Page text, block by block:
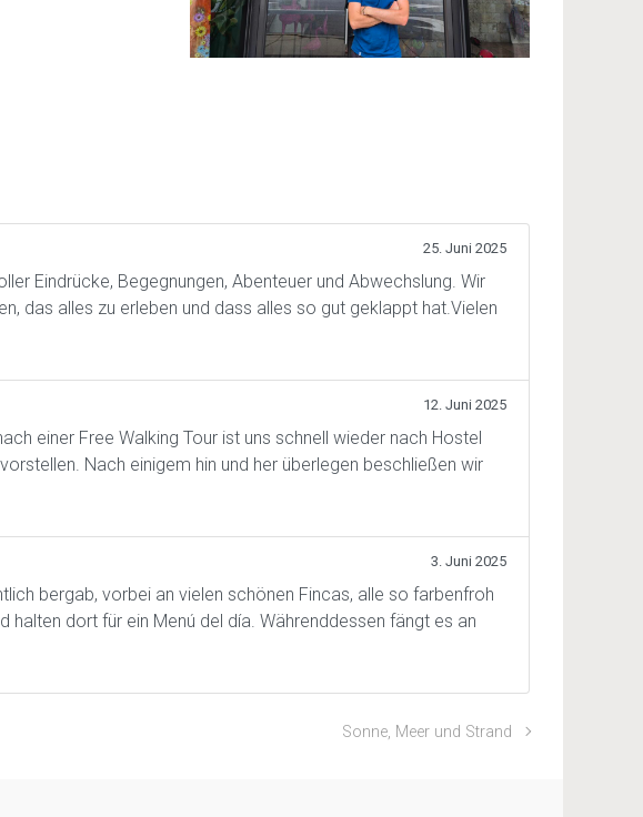
25. Juni 2025
Eindrücke, Begegnungen, Abenteuer und Abwechslung. Wir
das alles zu erleben und dass alles so gut geklappt hat.Vielen
12. Juni 2025
einer Free Walking Tour ist uns schnell wieder nach Hostel
Nach einigem hin und her überlegen beschließen wir
3. Juni 2025
bergab, vorbei an vielen schönen Fincas, alle so farbenfroh
dort für ein Menú del día. Währenddessen fängt es an
Sonne, Meer und Strand